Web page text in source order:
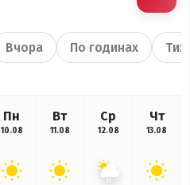
Вчора По годинах
Пн
10.08
Вт
11.08
Ср
12.08
Чт
13.08